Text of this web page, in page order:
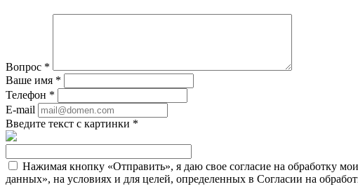
Вопрос *
Ваше имя *
Телефон *
E-mail
Введите текст с картинки *
Нажимая кнопку «Отправить», я даю свое согласие на обработку
данных», на условиях и для целей, определенных в Согласии на